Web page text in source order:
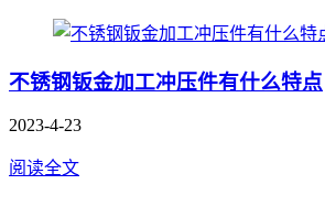
不锈钢钣金加工冲压件有什么特点
2023-4-23
阅读全文